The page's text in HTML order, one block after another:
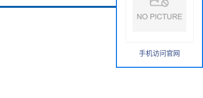
手机访问官网